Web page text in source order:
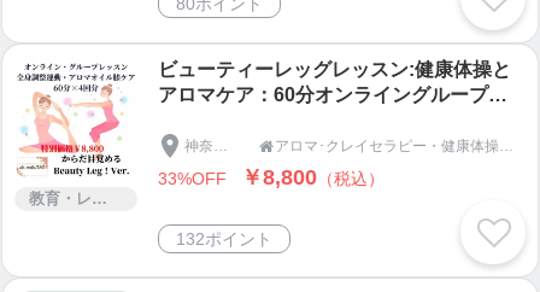
80ポイント
教育・レッスン・講習
ビューティーレッグレッスン:健康体操と
アロマケア：60分オンライングループレ
g！Ver.

33%OFF ￥8,800 （税込）
132ポイント